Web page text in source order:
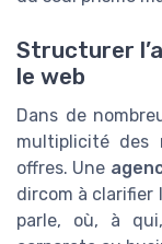
Structurer
le web
Dans de
multiplicité des
offres. Une
dircom à clarifier
parle, où, à